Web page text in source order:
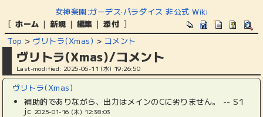
女神楽園:ガーデス·パラダイス 非公式 Wiki
[ ホーム | 新規 | 編集 | 添付 ]
Top > ヴリトラ(Xmas) > コメント
ヴリトラ(Xmas)/コメント
Last-modified: 2025-06-11 (水) 19:26:50
ヴリトラ(Xmas)
補助的でありながら、出力はメインのCに劣りません。 -- S1
jc 2025-01-16 (木) 12:38:03